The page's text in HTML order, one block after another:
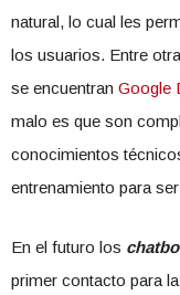
natural, lo cual les
los usuarios. Entre
se encuentran Google
malo es que son
conocimientos
entrenamiento para
En el futuro los
primer contacto para